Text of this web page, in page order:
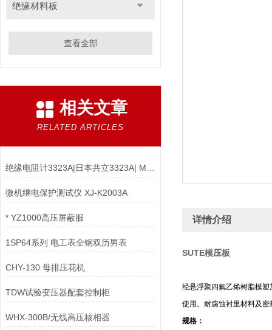
绝缘材料板
查看全部
相关文章
RELATED ARTICLES
微机继电保护测试仪 XJ-K2003A
* YZ1000高压屏蔽服
1SP64系列 电工表全钢双历男表
CHY-130 母排压花机
TDW试验变压器配套控制柜
WHX-300B/无线高压核相器
详情介绍
SUTE模压板
经悬浮聚四氟乙烯树脂模
使用。耐腐蚀衬里材料及
规格：